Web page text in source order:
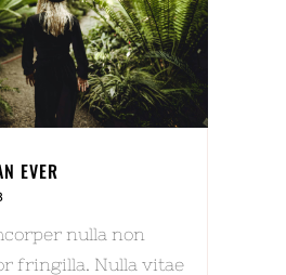
EVER
nulla non
fringilla. Nulla vitae